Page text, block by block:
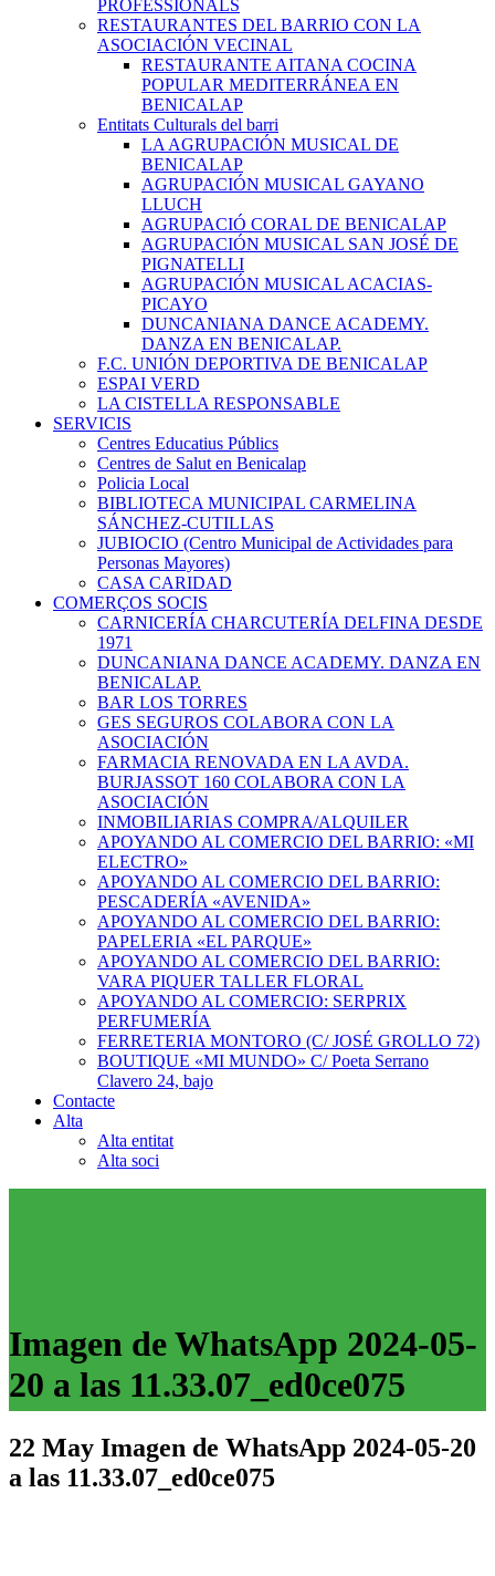
PROFESSIONALS
RESTAURANTES DEL BARRIO CON LA
ASOCIACIÓN VECINAL
RESTAURANTE AITANA COCINA
POPULAR MEDITERRÁNEA EN
BENICALAP
Entitats Culturals del barri
LA AGRUPACIÓN MUSICAL DE
BENICALAP
AGRUPACIÓN MUSICAL GAYANO
LLUCH
AGRUPACIÓ CORAL DE BENICALAP
AGRUPACIÓN MUSICAL SAN JOSÉ DE
PIGNATELLI
AGRUPACIÓN MUSICAL ACACIAS-
PICAYO
DUNCANIANA DANCE ACADEMY.
DANZA EN BENICALAP.
F.C. UNIÓN DEPORTIVA DE BENICALAP
ESPAI VERD
LA CISTELLA RESPONSABLE
SERVICIS
Centres Educatius Públics
Centres de Salut en Benicalap
Policia Local
BIBLIOTECA MUNICIPAL CARMELINA
SÁNCHEZ-CUTILLAS
JUBIOCIO (Centro Municipal de Actividades para
Personas Mayores)
CASA CARIDAD
COMERÇOS SOCIS
CARNICERÍA CHARCUTERÍA DELFINA DESDE
1971
DUNCANIANA DANCE ACADEMY. DANZA EN
BENICALAP.
BAR LOS TORRES
GES SEGUROS COLABORA CON LA
ASOCIACIÓN
FARMACIA RENOVADA EN LA AVDA.
BURJASSOT 160 COLABORA CON LA
ASOCIACIÓN
INMOBILIARIAS COMPRA/ALQUILER
APOYANDO AL COMERCIO DEL BARRIO: «MI
ELECTRO»
APOYANDO AL COMERCIO DEL BARRIO:
PESCADERÍA «AVENIDA»
APOYANDO AL COMERCIO DEL BARRIO:
PAPELERIA «EL PARQUE»
APOYANDO AL COMERCIO DEL BARRIO:
VARA PIQUER TALLER FLORAL
APOYANDO AL COMERCIO: SERPRIX
PERFUMERÍA
FERRETERIA MONTORO (C/ JOSÉ GROLLO 72)
BOUTIQUE «MI MUNDO» C/ Poeta Serrano
Clavero 24, bajo
Contacte
Alta
Alta entitat
Alta soci
Imagen de WhatsApp 2024-05-
20 a las 11.33.07_ed0ce075
22 May Imagen de WhatsApp 2024-05-20
a las 11.33.07_ed0ce075